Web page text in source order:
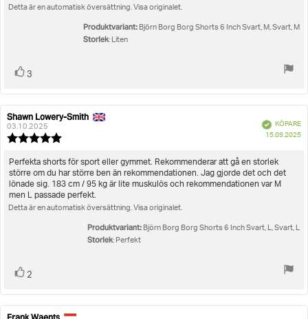
Detta är en automatisk översättning. Visa originalet.
Produktvariant: Björn Borg Borg Shorts 6 Inch Svart, M, Svart, M
Storlek: Liten
Rösta
3
Recensionsförfattare:
Shawn Lowery-Smith
03.10.2025
utav
5
stjärnor
BekräftadKÖPARE
15.09.2025
Recensionstext:
Perfekta shorts för sport eller gymmet. Rekommenderar att gå en storlek
större om du har större ben än rekommendationen. Jag gjorde det och det
lönade sig. 183 cm / 95 kg är lite muskulös och rekommendationen var M
men L passade perfekt.
Detta är en automatisk översättning. Visa originalet.
Produktvariant: Björn Borg Borg Shorts 6 Inch Svart, L, Svart, L
Storlek: Perfekt
Rösta
2